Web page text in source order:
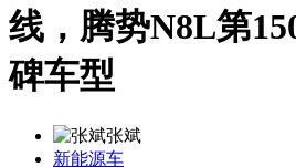
线，腾势N8L第
碑车型
张斌
新能源车